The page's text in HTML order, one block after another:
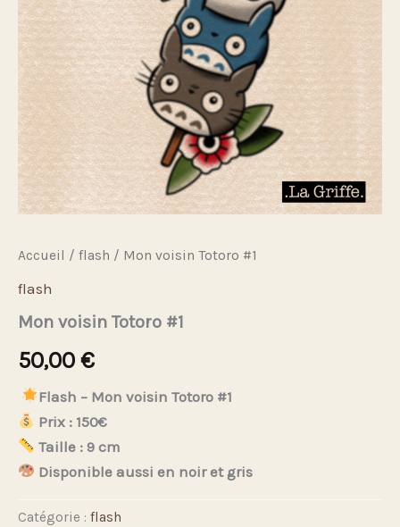
Accueil / flash / Mon voisin Totoro #1
flash
Mon voisin Totoro #1
50,00 €
Flash – Mon voisin Totoro #1
Prix : 150€
Taille : 9 cm
Disponible aussi en noir et gris
Catégorie : flash